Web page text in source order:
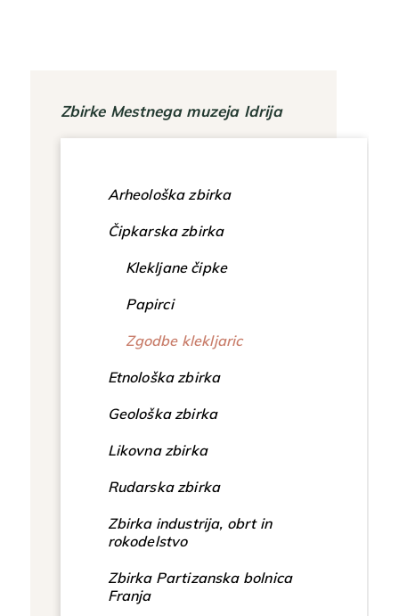
Zbirke Mestnega muzeja Idrija
Arheološka zbirka
Čipkarska zbirka
Klekljane čipke
Papirci
Zgodbe klekljaric
Etnološka zbirka
Geološka zbirka
Likovna zbirka
Rudarska zbirka
Zbirka industrija, obrt in
rokodelstvo
Zbirka Partizanska bolnica
Franja